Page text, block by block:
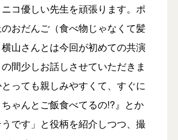
コ優しい先生を頑張ります。ポ
おだんご（食べ物じゃなくて髪
山さんとは今回が初めての共演
間少しお話しさせていただきま
っても親しみやすくて、すぐに
ゃんとご飯食べてるの!?』とか
です」と役柄を紹介しつつ、撮